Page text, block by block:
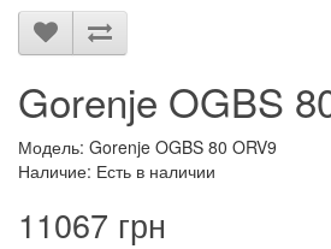
Gorenje OGBS
Модель: Gorenje OGBS 80 ORV9
Наличие: Есть в наличии
11067 грн